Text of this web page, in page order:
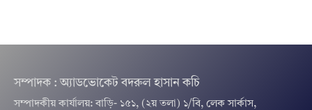
সম্পাদক : অ্যাডভোকেট বদরুল হাসান কচি
সম্পাদকীয় কার্যালয়: বাড়ি- ১৫১, (২য় তলা) ১/বি, লেক সার্কাস,